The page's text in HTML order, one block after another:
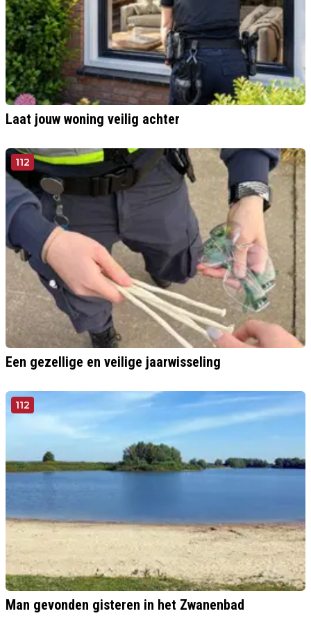
Laat jouw woning veilig achter
112
Een gezellige en veilige jaarwisseling
112
Man gevonden gisteren in het Zwanenbad